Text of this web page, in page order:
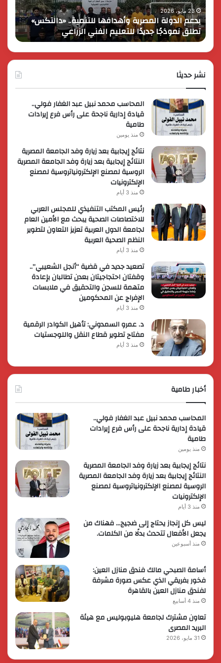
انطلاقها
في
مصر
وتُطلق
عروضاً
ترويجية
حصرية
17 مايو، 2026
كايي موتورز للسيارات تحتفل بمرور عام على انطلاقها
في مصر وتُطلق عروضاً ترويجية حصرية لعملائها
الكبير
جديدة
نشر حديثا
المحاسب محمد نبيل عبد الغفار فولي..
قيادة إدارية ناجحة على رأس فرع إيرادات
طامية
منذ يومين
نتائج إيجابية بعد زيارة وفد الجامعة المصرية
النتائج إيجابية بعد زيارة وفد الجامعة المصرية
الروسية لمصنع الإلكترونياتروسية لمصنع
الإلكترونيات
منذ 3 أيام
رئيس المكتب التنفيذي للمجلس العربي
للاختصاصات الصحية يبحث مع الأمين العام
لجامعة الدول العربية تعزيز التعاون لتطوير
النظم الصحية العربية
منذ 3 أيام
تصعيد جديد في قضية “أنجل الشعيبي”..
وقفتان احتجاجيتان بعدن تطالبان بإعادة
متهمة للسجن والتحقيق في ملابسات
الإفراج عن المحكومين
منذ 3 أيام
د. عمرو السمدوني: تأهيل الكوادر الرقمية
مفتاح تطوير قطاع النقل واللوجستيات
منذ 3 أيام
أخبار طامية
المحاسب محمد نبيل عبد الغفار فولي..
قيادة إدارية ناجحة على رأس فرع إيرادات
طامية
منذ يومين
نتائج إيجابية بعد زيارة وفد الجامعة المصرية
النتائج إيجابية بعد زيارة وفد الجامعة المصرية
الروسية لمصنع الإلكترونياتروسية لمصنع
الإلكترونيات
منذ 3 أيام
ليس كل إنجاز يحتاج إلى ضجيج… فهناك من
يجعل الأفعال تتحدث بدلًا من الكلمات.
منذ أسبوعين
أسامة الصبحي مالك فندق منازل العين:
فخور بفريقي الذي عكس صورة مشرفة
لفندق منازل العين بالقاهرة
منذ 4 أسابيع
تعاون مشترك لجامعة هليوبوليس مع هيئة
البريد المصرى
31 مايو، 2026